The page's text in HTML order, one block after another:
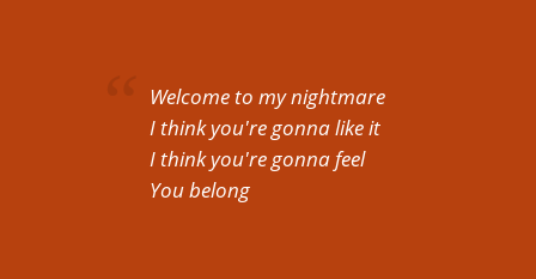
Welcome to my nightmare
I think you're gonna like it
I think you're gonna feel
You belong